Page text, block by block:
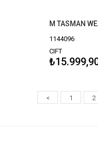
1144096
CIFT
< 1 2